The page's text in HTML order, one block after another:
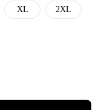
XL 2XL